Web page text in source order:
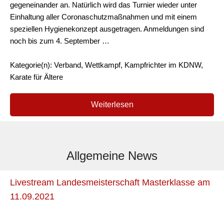
gegeneinander an. Natürlich wird das Turnier wieder unter
Einhaltung aller Coronaschutzmaßnahmen und mit einem
speziellen Hygienekonzept ausgetragen. Anmeldungen sind
noch bis zum 4. September …
Kategorie(n): Verband, Wettkampf, Kampfrichter im KDNW,
Karate für Ältere
Weiterlesen
Allgemeine News
Livestream Landesmeisterschaft Masterklasse am
11.09.2021